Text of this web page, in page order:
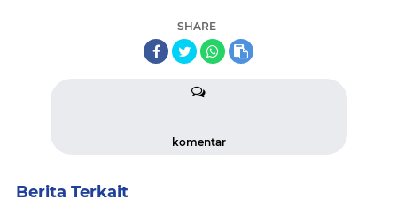
SHARE
komentar
Berita Terkait